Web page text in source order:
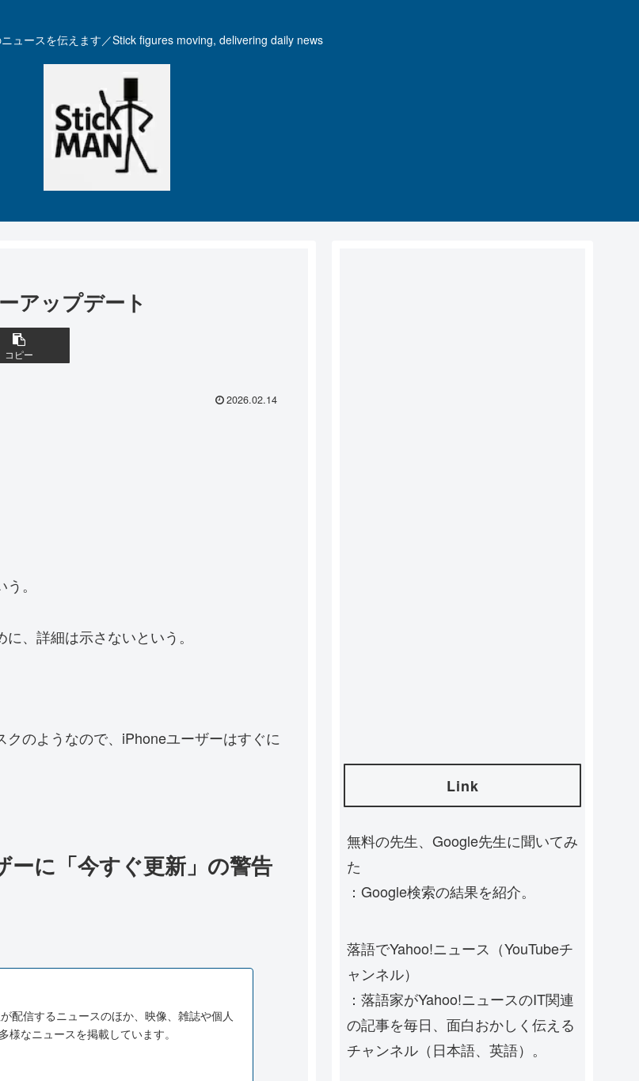
ュースを伝えます／Stick figures moving, delivering daily news
アップデート
コピー
2026.02.14
。
、詳細は示さないという。
のようなので、iPhoneユーザーはすぐに
ーに「今すぐ更新」の警告
配信するニュースのほか、映像、雑誌や個人
なニュースを掲載しています。
Link
無料の先生、Google先生に聞いてみ
た
：Google検索の結果を紹介。
落語でYahoo!ニュース（YouTubeチ
ャンネル）
：落語家がYahoo!ニュースのIT関連
の記事を毎日、面白おかしく伝える
チャンネル（日本語、英語）。